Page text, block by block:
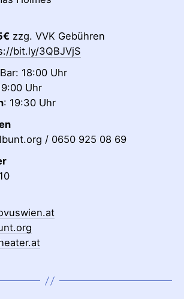
zzg. VVK Gebühren
bit.ly/3QBJVjS
18:00 Uhr
Uhr
: 19:30 Uhr
/ 0650 925 08 69